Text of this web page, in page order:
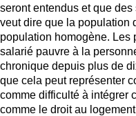
seront entendus et que
veut dire que la population
population homogène. Les
salarié pauvre à la
chronique depuis plus de
que cela peut représenter
comme difficulté à intégrer
comme le droit au